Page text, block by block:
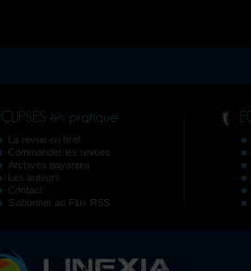
La revue en bref...
Commander les revues
Archives payantes
Les auteurs
Contact
S’abonner au Flux RSS